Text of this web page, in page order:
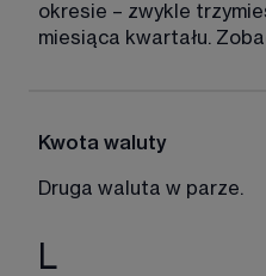
okresie – zwykle
miesiąca kwartału.
Kwota waluty
Druga waluta w parze.
L